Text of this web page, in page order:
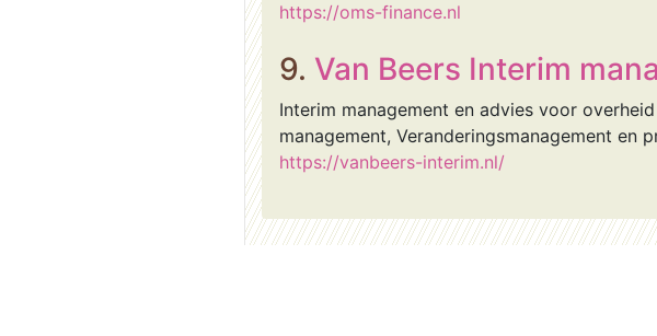
https://oms-finance.nl
9. Van Beers Interim
Interim management en advies voor
management, Veranderingsmanagement en
https://vanbeers-interim.nl/